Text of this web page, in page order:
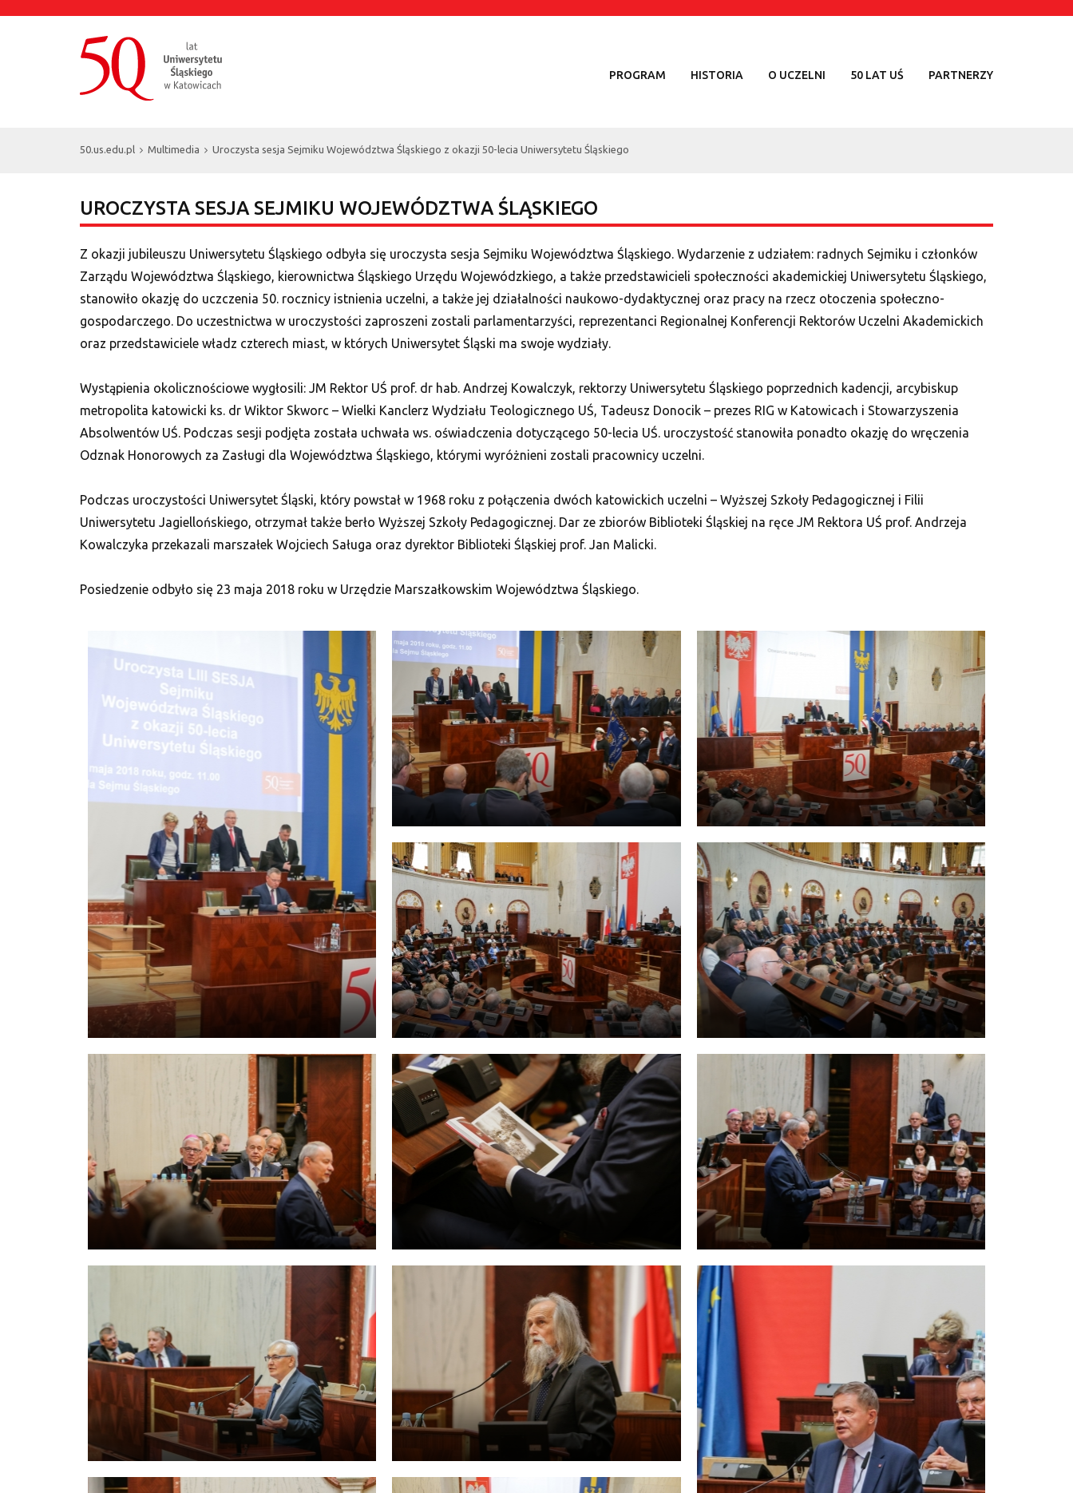
PROGRAM HISTORIA O UCZELNI 50 LAT UŚ PARTNERZY
50.us.edu.pl Multimedia Uroczysta sesja Sejmiku Województwa Śląskiego z okazji 50-lecia Uniwersytetu Śląskiego
UROCZYSTA SESJA SEJMIKU WOJEWÓDZTWA ŚLĄSKIEGO
Z okazji jubileuszu Uniwersytetu Śląskiego odbyła się uroczysta sesja Sejmiku Województwa Śląskiego. Wydarzenie z udziałem: radnych Sejmiku i członków
Zarządu Województwa Śląskiego, kierownictwa Śląskiego Urzędu Wojewódzkiego, a także przedstawicieli społeczności akademickiej Uniwersytetu Śląskiego,
stanowiło okazję do uczczenia 50. rocznicy istnienia uczelni, a także jej działalności naukowo-dydaktycznej oraz pracy na rzecz otoczenia społeczno-
gospodarczego. Do uczestnictwa w uroczystości zaproszeni zostali parlamentarzyści, reprezentanci Regionalnej Konferencji Rektorów Uczelni Akademickich
oraz przedstawiciele władz czterech miast, w których Uniwersytet Śląski ma swoje wydziały.
Wystąpienia okolicznościowe wygłosili: JM Rektor UŚ prof. dr hab. Andrzej Kowalczyk, rektorzy Uniwersytetu Śląskiego poprzednich kadencji, arcybiskup
metropolita katowicki ks. dr Wiktor Skworc – Wielki Kanclerz Wydziału Teologicznego UŚ, Tadeusz Donocik – prezes RIG w Katowicach i Stowarzyszenia
Absolwentów UŚ. Podczas sesji podjęta została uchwała ws. oświadczenia dotyczącego 50-lecia UŚ. uroczystość stanowiła ponadto okazję do wręczenia
Odznak Honorowych za Zasługi dla Województwa Śląskiego, którymi wyróżnieni zostali pracownicy uczelni.
Podczas uroczystości Uniwersytet Śląski, który powstał w 1968 roku z połączenia dwóch katowickich uczelni – Wyższej Szkoły Pedagogicznej i Filii
Uniwersytetu Jagiellońskiego, otrzymał także berło Wyższej Szkoły Pedagogicznej. Dar ze zbiorów Biblioteki Śląskiej na ręce JM Rektora UŚ prof. Andrzeja
Kowalczyka przekazali marszałek Wojciech Saługa oraz dyrektor Biblioteki Śląskiej prof. Jan Malicki.
Posiedzenie odbyło się 23 maja 2018 roku w Urzędzie Marszałkowskim Województwa Śląskiego.